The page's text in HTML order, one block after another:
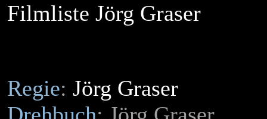
Filmliste Jörg Graser
Regie: Jörg Graser